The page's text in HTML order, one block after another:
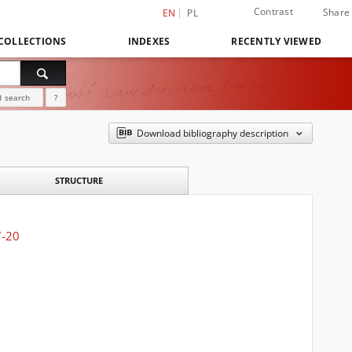
EN PL Contrast Share
INDEXES RECENTLY VIEWED
search ?
Download bibliography description
STRUCTURE
20